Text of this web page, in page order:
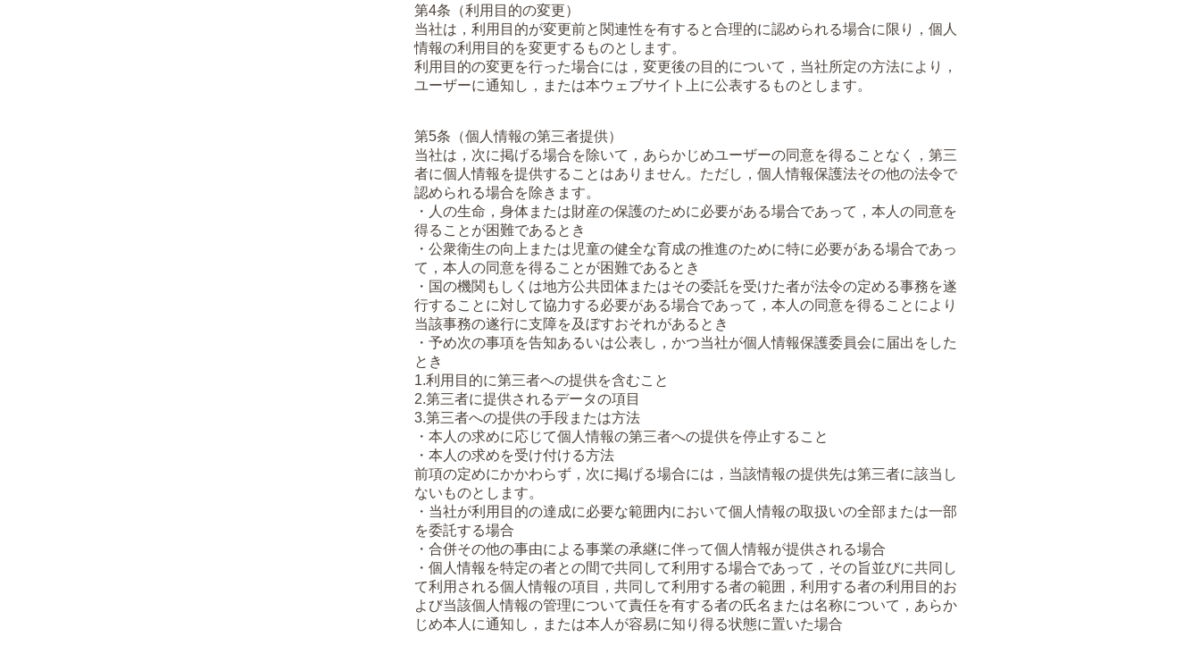
第4条（利用目的の変更）
当社は，利用目的が変更前と関連性を有すると合理的に認められる場合に限り，個人
情報の利用目的を変更するものとします。
利用目的の変更を行った場合には，変更後の目的について，当社所定の方法により，
ユーザーに通知し，または本ウェブサイト上に公表するものとします。
第5条（個人情報の第三者提供）
当社は，次に掲げる場合を除いて，あらかじめユーザーの同意を得ることなく，第三
者に個人情報を提供することはありません。ただし，個人情報保護法その他の法令で
認められる場合を除きます。
・人の生命，身体または財産の保護のために必要がある場合であって，本人の同意を
得ることが困難であるとき
・公衆衛生の向上または児童の健全な育成の推進のために特に必要がある場合であっ
て，本人の同意を得ることが困難であるとき
・国の機関もしくは地方公共団体またはその委託を受けた者が法令の定める事務を遂
行することに対して協力する必要がある場合であって，本人の同意を得ることにより
当該事務の遂行に支障を及ぼすおそれがあるとき
・予め次の事項を告知あるいは公表し，かつ当社が個人情報保護委員会に届出をした
とき
1.利用目的に第三者への提供を含むこと
2.第三者に提供されるデータの項目
3.第三者への提供の手段または方法
・本人の求めに応じて個人情報の第三者への提供を停止すること
・本人の求めを受け付ける方法
前項の定めにかかわらず，次に掲げる場合には，当該情報の提供先は第三者に該当し
ないものとします。
・当社が利用目的の達成に必要な範囲内において個人情報の取扱いの全部または一部
を委託する場合
・合併その他の事由による事業の承継に伴って個人情報が提供される場合
・個人情報を特定の者との間で共同して利用する場合であって，その旨並びに共同し
て利用される個人情報の項目，共同して利用する者の範囲，利用する者の利用目的お
よび当該個人情報の管理について責任を有する者の氏名または名称について，あらか
じめ本人に通知し，または本人が容易に知り得る状態に置いた場合